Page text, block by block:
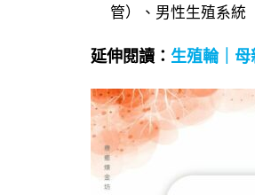
管）、男性生殖系統
延伸閱讀 ： 生殖輪｜